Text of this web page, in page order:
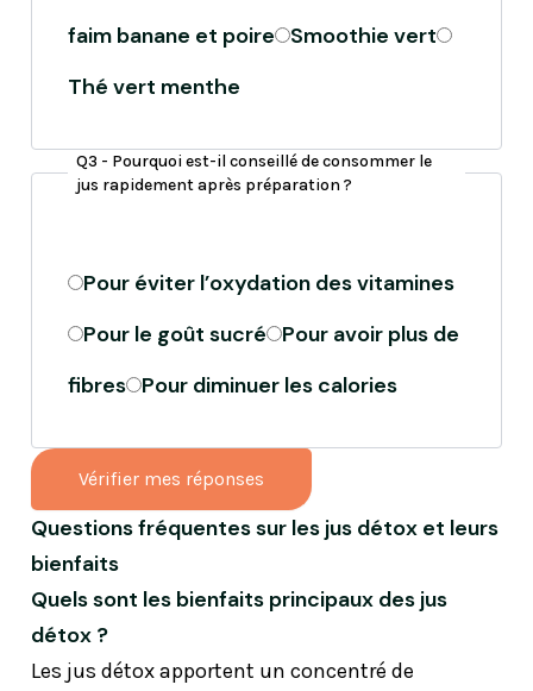
faim banane et poire
Smoothie vert
Thé vert menthe
une
réponse
les
Q3 - Pourquoi est-il conseillé de consommer le
jus rapidement après préparation ?
Pour éviter l’oxydation des vitamines
Pour le goût sucré
Pour avoir plus de
fibres Pour diminuer les calories
une
parmi
les
options.
Vérifier mes réponses
Questions fréquentes sur les jus détox et leurs
bienfaits
Quels sont les bienfaits principaux des jus
détox ?
Les jus détox apportent un concentré de